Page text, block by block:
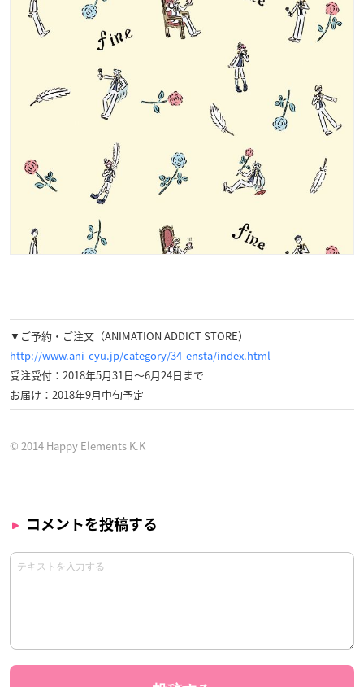
▼ご予約・ご注文（ANIMATION ADDICT STORE）
http://www.ani-cyu.jp/category/34-ensta/index.html
受注受付：2018年5月31日〜6月24日まで
お届け：2018年9月中旬予定
© 2014 Happy Elements K.K
コメントを投稿する